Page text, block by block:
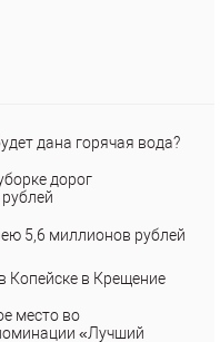
дана горячая вода?
дорог
5,6 миллионов рублей
Копейске в Крещение
место во
«Лучший